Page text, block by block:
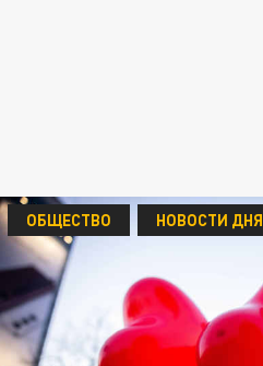
ОБЩЕСТВО НОВОСТИ ДНЯ